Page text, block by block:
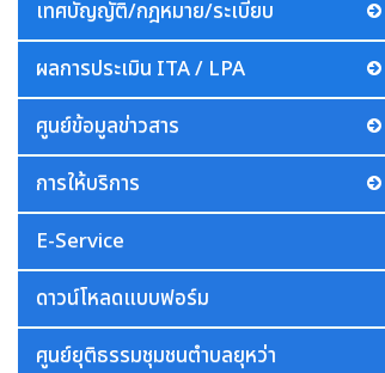
เทศบัญญัติ/กฎหมาย/ระเบียบ
ผลการประเมิน ITA / LPA
ศูนย์ข้อมูลข่าวสาร
การให้บริการ
E-Service
ดาวน์โหลดแบบฟอร์ม
ศูนย์ยุติธรรมชุมชนตำบลยุหว่า